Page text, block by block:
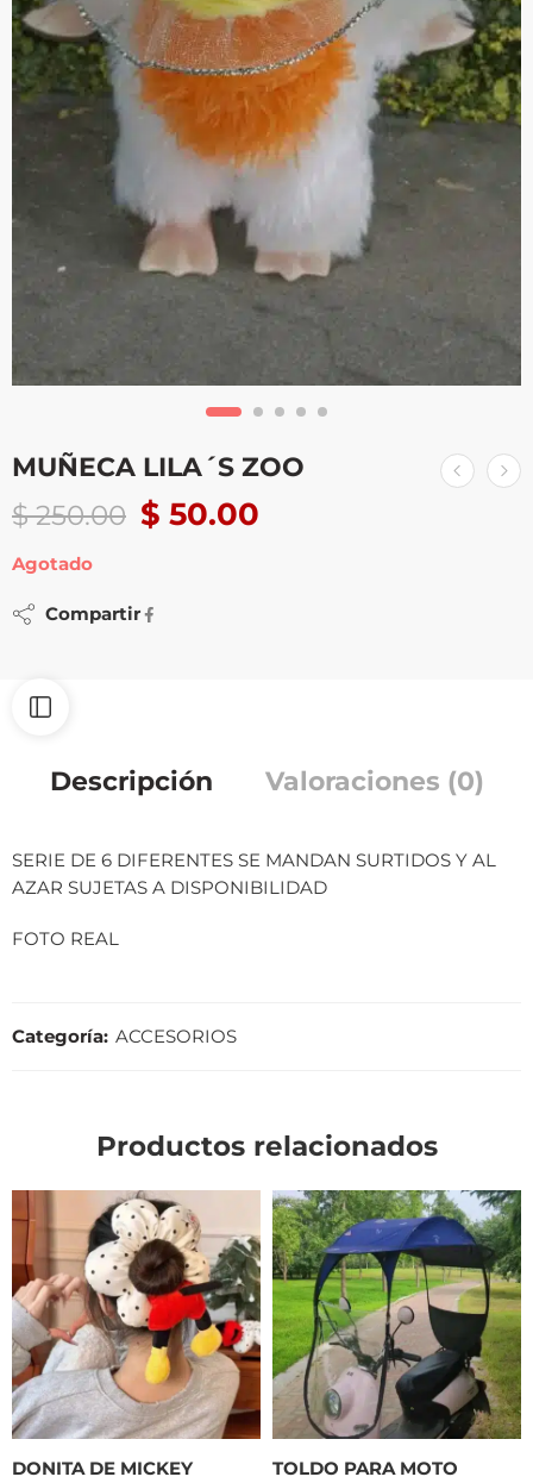
MUÑECA LILA´S ZOO
$250.00 $ 50.00
Agotado
Compartir
Descripción Valoraciones (0)
SERIE DE 6 DIFERENTES SE MANDAN SURTIDOS Y AL
AZAR SUJETAS A DISPONIBILIDAD
FOTO REAL
Categoría: ACCESORIOS
Productos relacionados
DONITA DE MICKEY TOLDO PARA MOTO